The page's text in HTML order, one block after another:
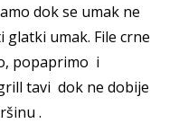
dok se umak ne
umak. File crne
popaprimo i
tavi dok ne dobije
.